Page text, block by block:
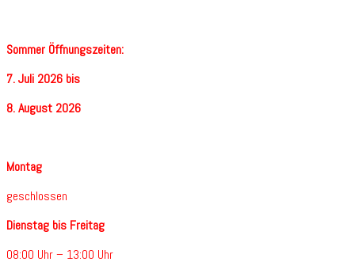
Sommer Öffnungszeiten:
7. Juli 2026 bis
8. August 2026
Montag
geschlossen
Dienstag bis Freitag
08:00 Uhr – 13:00 Uhr